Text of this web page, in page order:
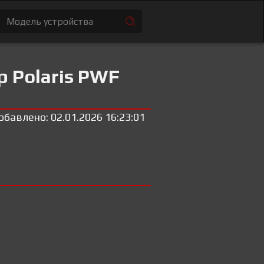
Polaris PWF
02.01.2026 16:23:01